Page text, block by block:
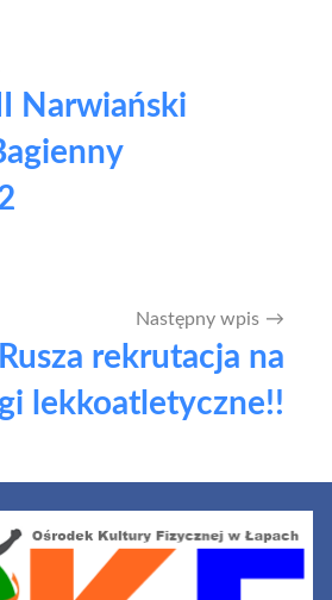
Narwiański
Następny wpis
Rusza rekrutacja na
lekkoatletyczne!!